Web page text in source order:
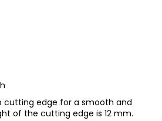
cutting edge for a smooth and
of the cutting edge is 12 mm.